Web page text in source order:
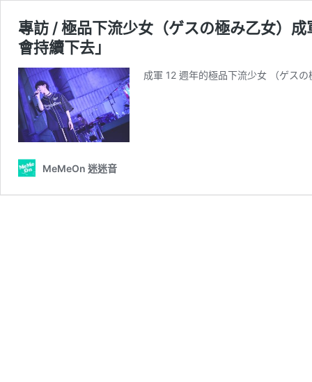
專訪 / 極品下流少女（ゲスの極み乙女）
會持續下去」
成軍 12 週年的極品下流少女 （ゲス
MeMeOn 迷迷音